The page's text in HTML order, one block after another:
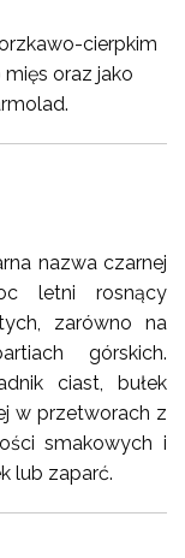
cierpkim
mięs oraz jako
nazwa czarnej
letni rosnący
zarówno na
górskich.
ciast, bułek
w przetworach z
smakowych i
lub zaparć.